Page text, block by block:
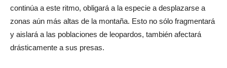
continúa a este ritmo, obligará a la especie a desplazarse a
zonas aún más altas de la montaña. Esto no sólo fragmentará
y aislará a las poblaciones de leopardos, también afectará
drásticamente a sus presas.